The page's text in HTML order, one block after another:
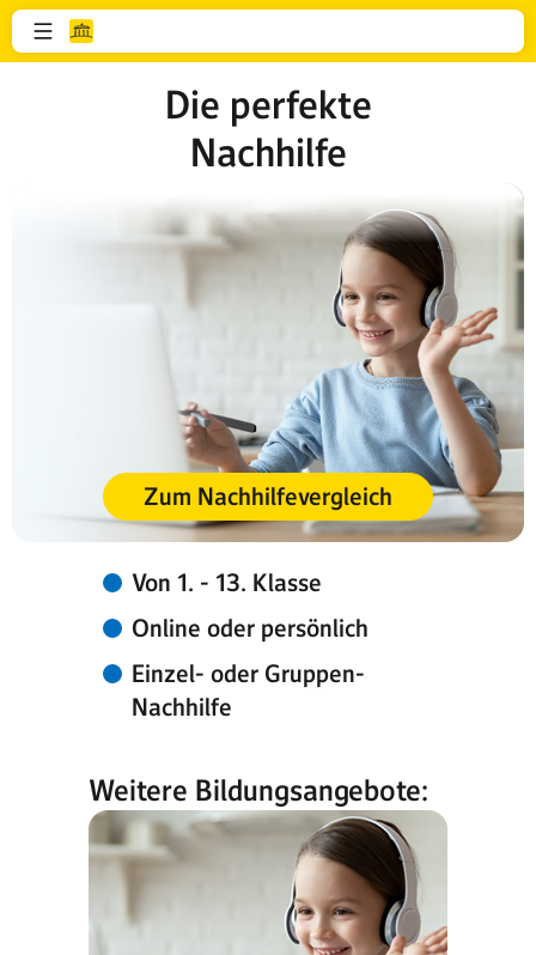
Die perfekte
Nachhilfe
Von 1. - 13. Klasse
Online oder persönlich
Einzel- oder Gruppen-
Nachhilfe
Zum Nachhilfevergleich
Weitere Bildungsangebote: